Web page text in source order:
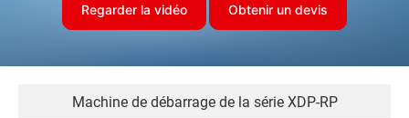
Regarder la vidéo Obtenir un devis
Machine de débarrage de la série XDP-RP